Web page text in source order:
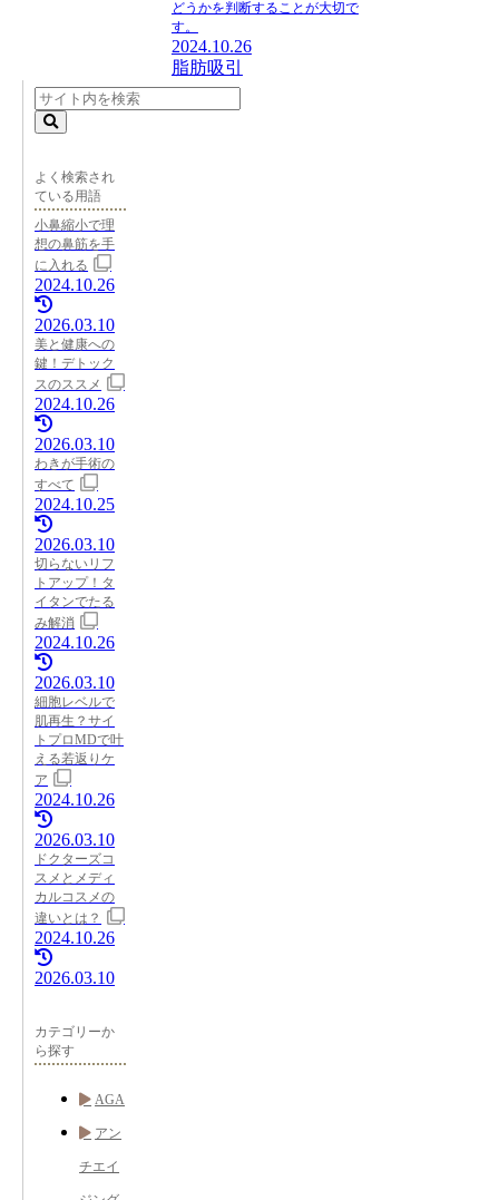
どうかを判断することが大切で
す。
2024.10.26
脂肪吸引
よく検索され
ている用語
小鼻縮小で理
想の鼻筋を手
に入れる
2024.10.26
2026.03.10
美と健康への
鍵！デトック
スのススメ
2024.10.26
2026.03.10
わきが手術の
すべて
2024.10.25
2026.03.10
切らないリフ
トアップ！タ
イタンでたる
み解消
2024.10.26
2026.03.10
細胞レベルで
肌再生？サイ
トプロMDで叶
える若返りケ
ア
2024.10.26
2026.03.10
ドクターズコ
スメとメディ
カルコスメの
違いとは？
2024.10.26
2026.03.10
カテゴリーか
ら探す
AGA
アン
チエイ